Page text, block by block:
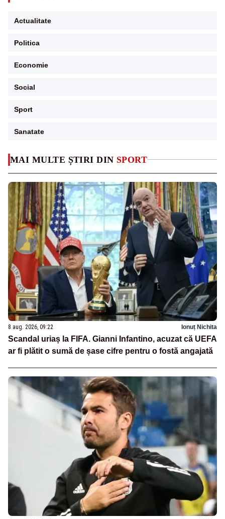
MAI MULTE ȘTIRI DIN SPORT
8 aug. 2026, 09:22 Ionuț Nichita
Scandal uriaș la FIFA. Gianni Infantino, acuzat că UEFA
ar fi plătit o sumă de șase cifre pentru o fostă angajată
Actualitate
Politica
Economie
Social
Sport
Sanatate